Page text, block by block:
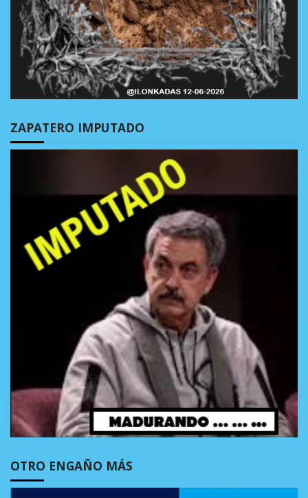
ZAPATERO IMPUTADO
OTRO ENGAÑO MÁS